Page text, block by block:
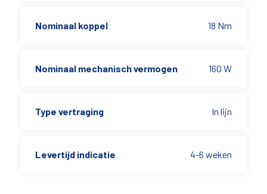
Nominaal koppel 18 Nm
Nominaal mechanisch vermogen 160 W
Type vertraging In lijn
Levertijd indicatie 4-6 weken